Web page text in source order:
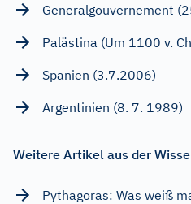
Generalgouvernement
Palästina (Um 1100 v.
Spanien (3.7.2006)
Argentinien (8. 7. 1989)
Weitere Artikel aus der
Pythagoras: Was weiß